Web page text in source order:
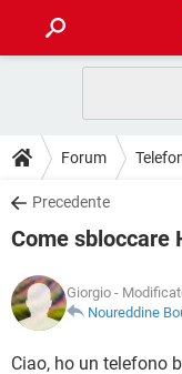
INTRATTENIMENTO
iOS
INSTAGRAM
TIKTOK
HARDWARE
GUIDE
COVID-19
INSTAGRAM
TIKTOK
DOWNLOAD
COVID-19
INTRATTENIMENTO
iOS
INSTAGRAM
COVID-19
INTRATTENIMENTO
GLOSSARIO
COVID-19
Forum
Precedente
Come sbloccare
Giorgio -
Noureddine
Ciao, ho un telefono